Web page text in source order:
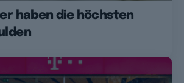
haben die höchsten